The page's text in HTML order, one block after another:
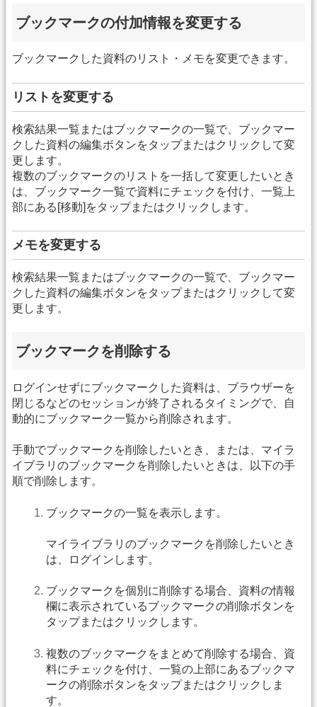
ブックマークの付加情報を変更する
ブックマークした資料のリスト・メモを変更できます。
リストを変更する
検索結果一覧またはブックマークの一覧で、ブックマー
クした資料の編集ボタンをタップまたはクリックして変
更します。
複数のブックマークのリストを一括して変更したいとき
は、ブックマーク一覧で資料にチェックを付け、一覧上
部にある[移動]をタップまたはクリックします。
メモを変更する
検索結果一覧またはブックマークの一覧で、ブックマー
クした資料の編集ボタンをタップまたはクリックして変
更します。
ブックマークを削除する
ログインせずにブックマークした資料は、ブラウザーを
閉じるなどのセッションが終了されるタイミングで、自
動的にブックマーク一覧から削除されます。
手動でブックマークを削除したいとき、または、マイラ
イブラリのブックマークを削除したいときは、以下の手
順で削除します。
ブックマークの一覧を表示します。
マイライブラリのブックマークを削除したいとき
は、ログインします。
ブックマークを個別に削除する場合、資料の情報
欄に表示されているブックマークの削除ボタンを
タップまたはクリックします。
複数のブックマークをまとめて削除する場合、資
料にチェックを付け、一覧の上部にあるブックマ
ークの削除ボタンをタップまたはクリックしま
す。